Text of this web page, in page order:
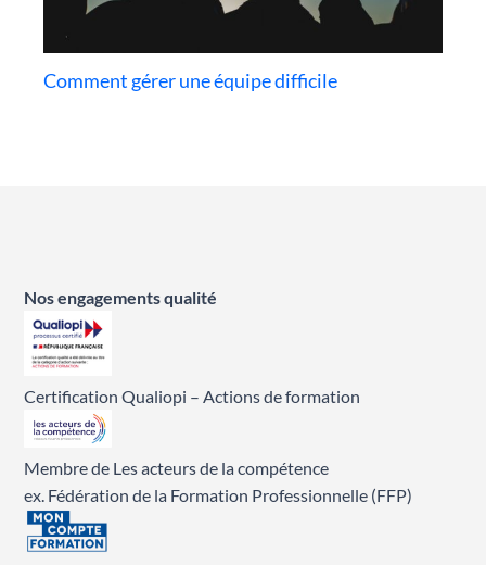
Comment gérer une équipe difficile
Nos engagements qualité
Certification Qualiopi – Actions de formation
Membre de Les acteurs de la compétence
ex. Fédération de la Formation Professionnelle (FFP)